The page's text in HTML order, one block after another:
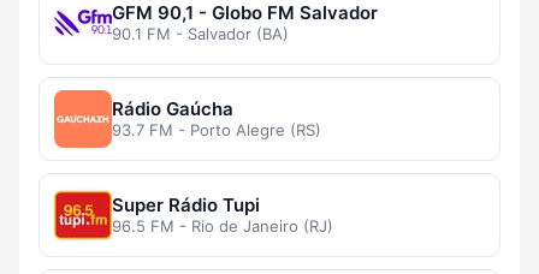
GFM 90,1 - Globo FM Salvador
90.1 FM - Salvador (BA)
Rádio Gaúcha
93.7 FM - Porto Alegre (RS)
Super Rádio Tupi
96.5 FM - Rio de Janeiro (RJ)